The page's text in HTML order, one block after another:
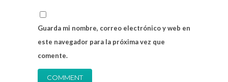
Guarda mi nombre, correo electrónico y web en
este navegador para la próxima vez que
comente.